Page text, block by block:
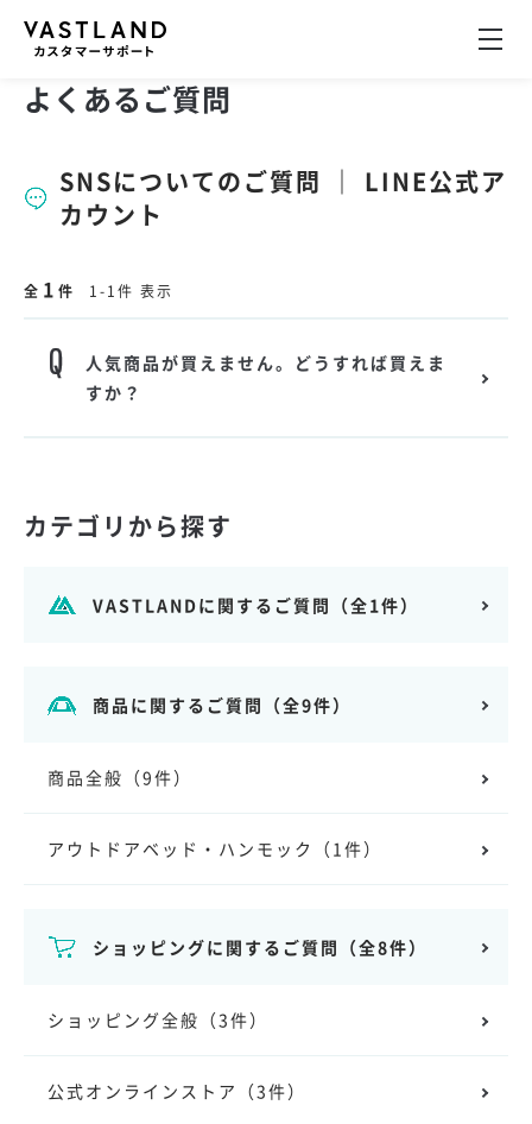
よくあるご質問
SNSについてのご質問 ｜ LINE公式ア
カウント
全 1 件 1-1件 表示
人気商品が買えません。どうすれば買えま
すか？
カテゴリから探す
VASTLANDに関するご質問 （全1件）
商品に関するご質問 （全9件）
商品全般 （9件）
アウトドアベッド・ハンモック （1件）
ショッピングに関するご質問 （全8件）
ショッピング全般 （3件）
公式オンラインストア （3件）